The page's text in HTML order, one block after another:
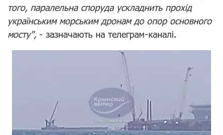
того, паралельна споруда ускладнить прохід
українським морським дронам до опор основного
мосту", - зазначають на телеграм-каналі.